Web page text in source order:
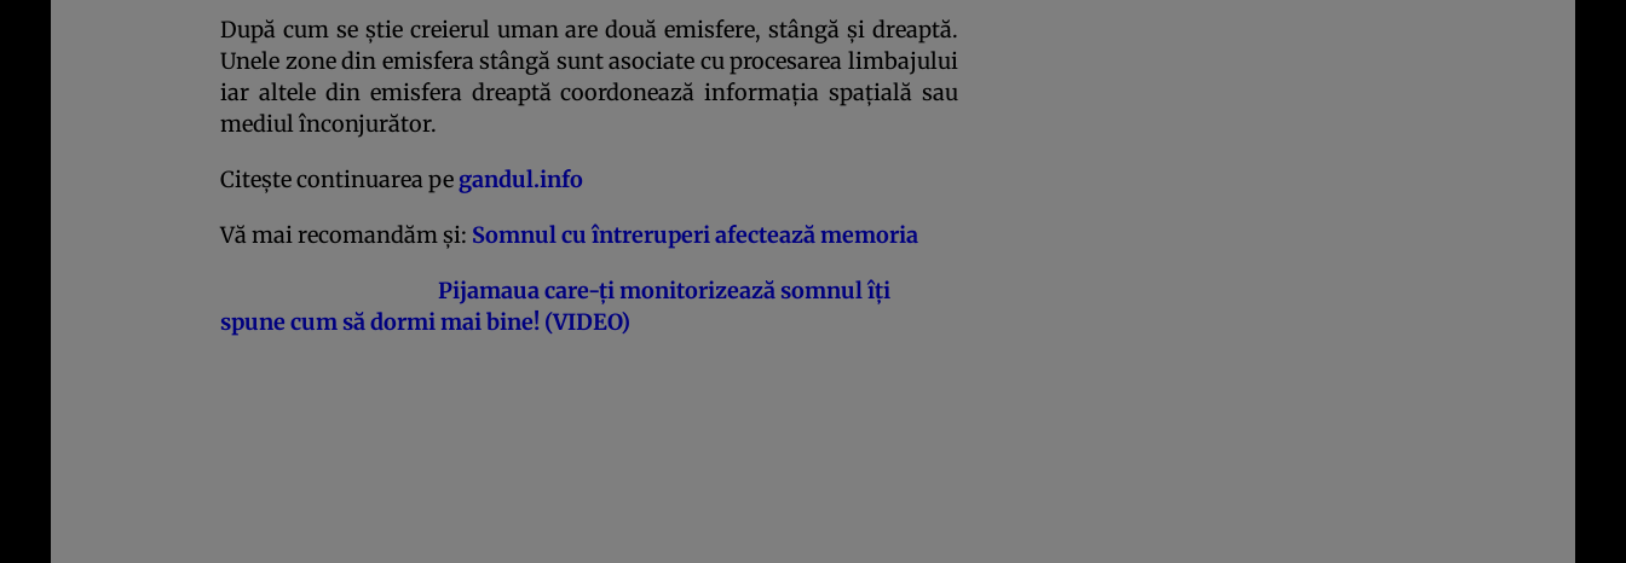
După cum se ştie creierul uman are două emisfere, stângă şi dreaptă.
Unele zone din emisfera stângă sunt asociate cu procesarea limbajului
iar altele din emisfera dreaptă coordonează informaţia spaţială sau
mediul înconjurător.
Citeşte continuarea pe gandul.info
Vă mai recomandăm şi: Somnul cu întreruperi afectează memoria
Pijamaua care-ţi monitorizează somnul îţi
spune cum să dormi mai bine! (VIDEO)